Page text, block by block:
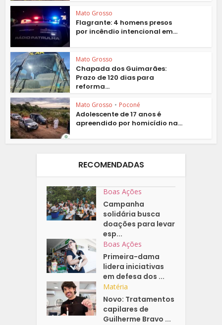
Mato Grosso
Flagrante: 4 homens presos
por incêndio intencional em...
Mato Grosso
Chapada dos Guimarães:
Prazo de 120 dias para
reforma...
Mato Grosso • Poconé
Adolescente de 17 anos é
apreendido por homicídio na...
RECOMENDADAS
Boas Ações
Campanha
solidária busca
doações para levar
esp...
Boas Ações
Primeira-dama
lidera iniciativas
em defesa dos ...
Matéria
Novo: Tratamentos
capilares de
Guilherme Bravo ...